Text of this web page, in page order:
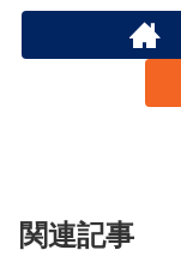
関連記事